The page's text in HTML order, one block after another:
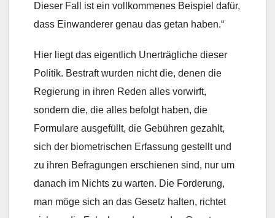
Dieser Fall ist ein vollkommenes Beispiel dafür,
dass Einwanderer genau das getan haben.“
Hier liegt das eigentlich Unerträgliche dieser
Politik. Bestraft wurden nicht die, denen die
Regierung in ihren Reden alles vorwirft,
sondern die, die alles befolgt haben, die
Formulare ausgefüllt, die Gebühren gezahlt,
sich der biometrischen Erfassung gestellt und
zu ihren Befragungen erschienen sind, nur um
danach im Nichts zu warten. Die Forderung,
man möge sich an das Gesetz halten, richtet